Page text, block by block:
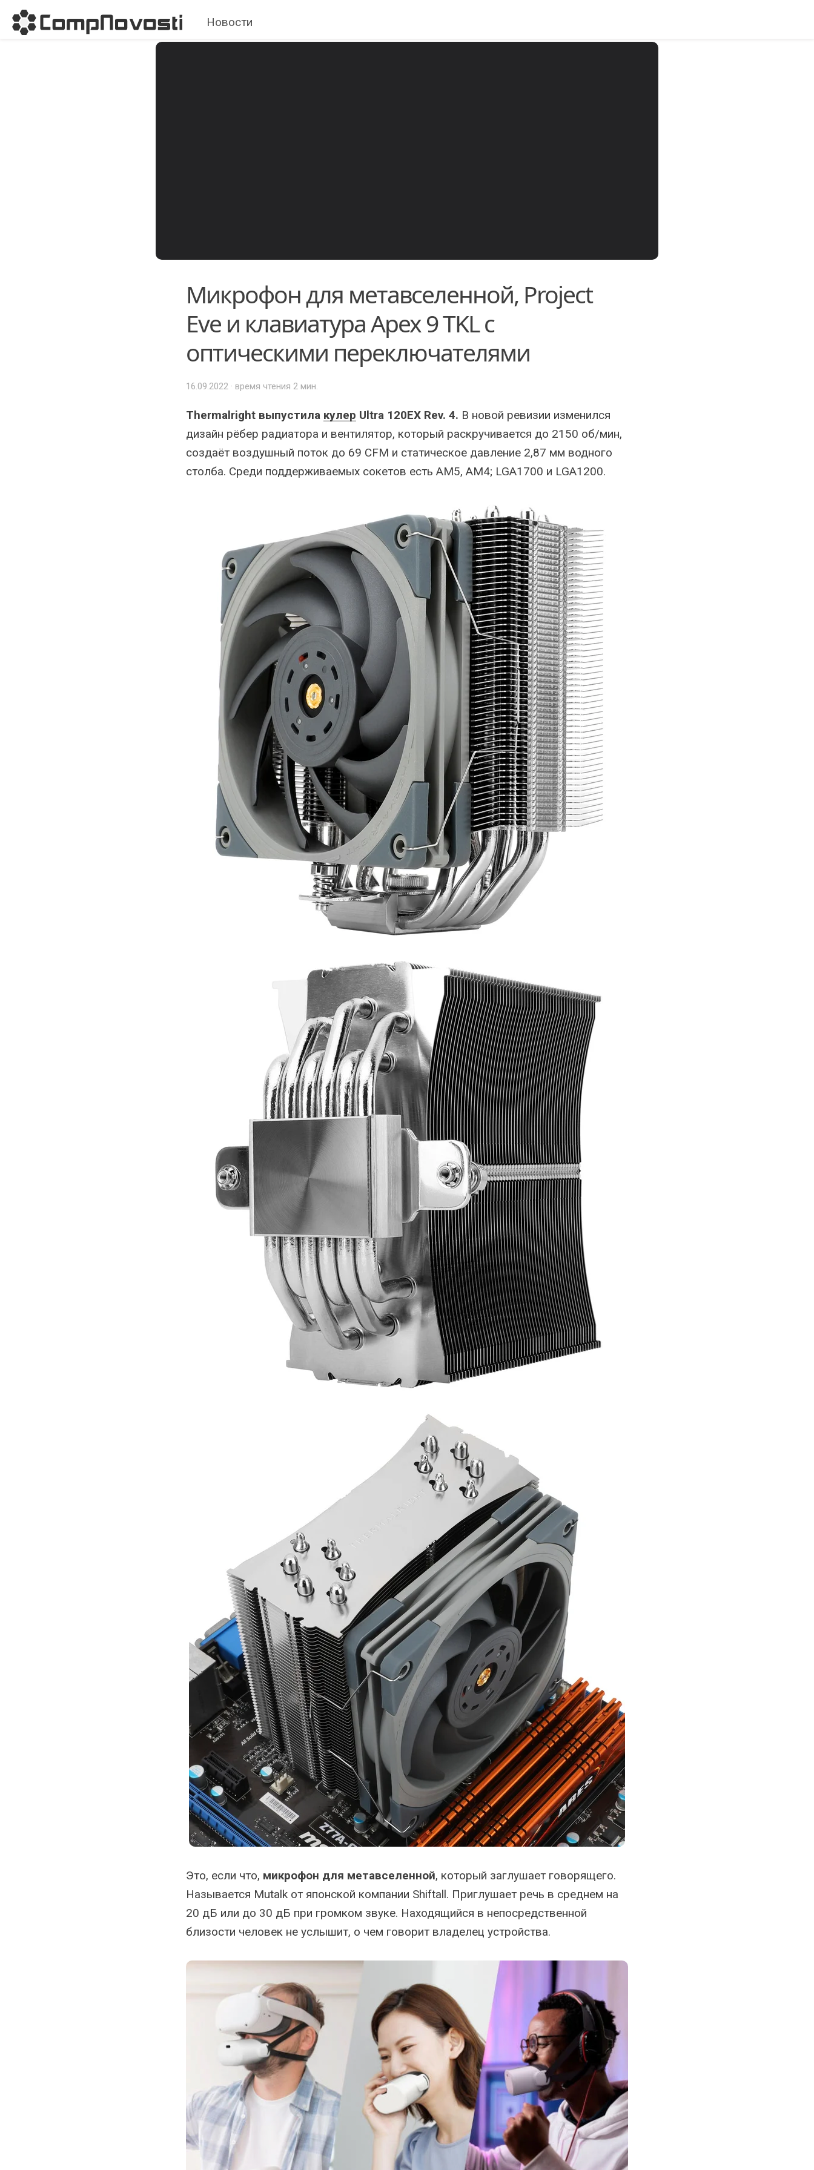
Новости
Микрофон для метавселенной, Project
Eve и клавиатура Apex 9 TKL с
оптическими переключателями
Posted
16.09.2022 · время чтения 2 мин.
Thermalright выпустила кулер Ultra 120EX Rev. 4. В новой ревизии изменился
дизайн рёбер радиатора и вентилятор, который раскручивается до 2150 об/мин,
создаёт воздушный поток до 69 CFM и статическое давление 2,87 мм водного
столба. Среди поддерживаемых сокетов есть AM5, AM4; LGA1700 и LGA1200.
Это, если что, микрофон для метавселенной, который заглушает говорящего.
Называется Mutalk от японской компании Shiftall. Приглушает речь в среднем на
20 дБ или до 30 дБ при громком звуке. Находящийся в непосредственной
близости человек не услышит, о чем говорит владелец устройства.